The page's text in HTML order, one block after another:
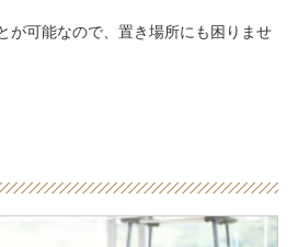
が可能なので、置き場所にも困りませ